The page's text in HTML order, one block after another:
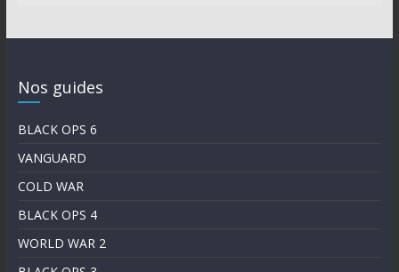
Nos guides
BLACK OPS 6
VANGUARD
COLD WAR
BLACK OPS 4
WORLD WAR 2